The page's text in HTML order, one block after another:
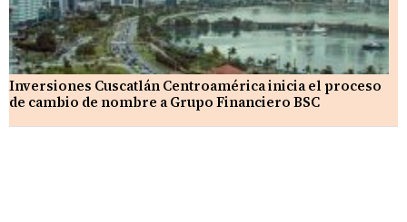
Inversiones Cuscatlán Centroamérica inicia el proceso
de cambio de nombre a Grupo Financiero BSC